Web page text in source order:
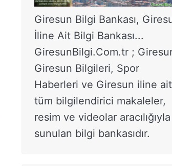
Giresun Bilgi Bankası,
İline Ait Bilgi Bankası...
GiresunBilgi.Com.tr ;
Giresun Bilgileri, Spor
Haberleri ve Giresun iline ait
tüm bilgilendirici makaleler,
resim ve videolar aracılığıyla
sunulan bilgi bankasıdır.